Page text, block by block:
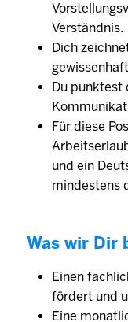
Verständnis.
Dich
Du punktest
Für diese
und ein
mindestens
Was wir Dir
Einen
fördert und
Eine